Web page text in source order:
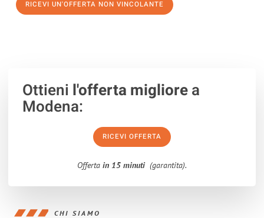
RICEVI UN'OFFERTA NON VINCOLANTE
Ottieni l'offerta migliorea
Modena:
RICEVI OFFERTA
Offerta in 15 minuti (garantita).
CHI SIAMO